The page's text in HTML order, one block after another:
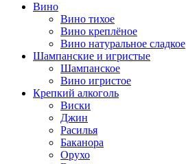
Вино
Вино тихое
Вино креплёное
Вино натуральное сладкое
Шампанские и игристые
Шампанское
Вино игристое
Крепкий алкоголь
Виски
Джин
Расилья
Баканора
Орухо